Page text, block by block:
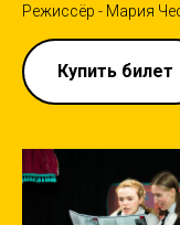
Режиссёр - Мария
Купить билет